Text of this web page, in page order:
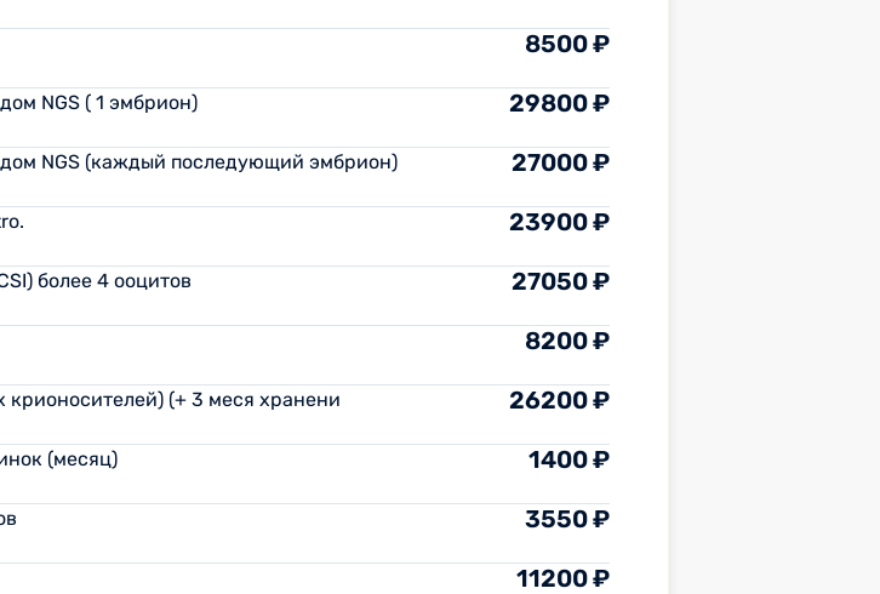
8500 ₽
NGS ( 1 эмбрион) 29800 ₽
NGS (каждый последующий эмбрион) 27000 ₽
23900 ₽
более 4 ооцитов 27050 ₽
8200 ₽
(+ 3 меся хранени 26200 ₽
(месяц) 1400 ₽
3550 ₽
11200 ₽